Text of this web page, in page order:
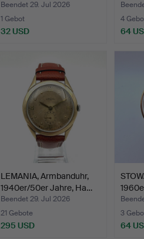
Beendet 29. Jul 2026
1 Gebot
32 USD
Ja…
4
64
LEMANIA, Armbanduhr,
1940er/50er Jahre, Ha…
Beendet 29. Jul 2026
21 Gebote
295 USD
3
64